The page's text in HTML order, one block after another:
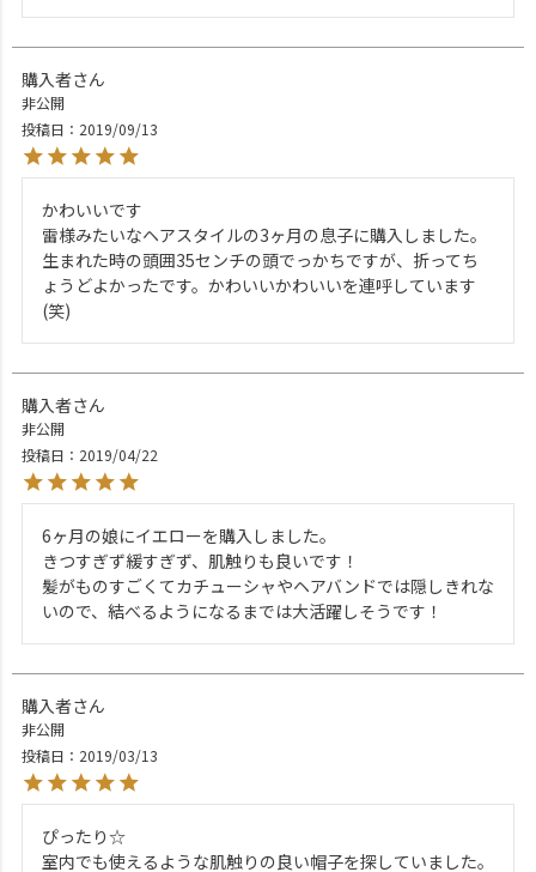
購入者
非公開
投稿日
2019/09/13
かわいいです
雷様みたいなヘアスタイルの3ヶ月の息子に購入しました。
生まれた時の頭囲35センチの頭でっかちですが、折ってち
ょうどよかったです。かわいいかわいいを連呼しています
(笑)
購入者
非公開
投稿日
2019/04/22
6ヶ月の娘にイエローを購入しました。
きつすぎず緩すぎず、肌触りも良いです！
髪がものすごくてカチューシャやヘアバンドでは隠しきれな
購入者
非公開
投稿日
2019/03/13
ぴったり☆
室内でも使えるような肌触りの良い帽子を探していました。